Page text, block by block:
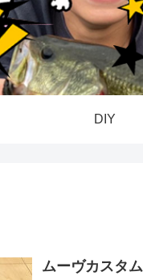
DIY
ムーヴカスタ